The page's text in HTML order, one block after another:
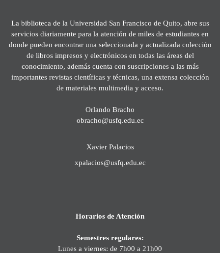
La biblioteca de la Universidad San Francisco de Quito, abre sus
servicios diariamente para la atención de miles de estudiantes en
donde pueden encontrar una seleccionada y actualizada colección
de libros impresos y electrónicos en todas las áreas del
conocimiento, además cuenta con suscripciones a las más
importantes revistas científicas y técnicas, una extensa colección
de materiales multimedia y acceso.
Orlando Bracho
obracho@usfq.edu.ec
Xavier Palacios
xpalacios@usfq.edu.ec
Horarios de Atención
Semestres regulares:
Lunes a viernes: de 7h00 a 21h00